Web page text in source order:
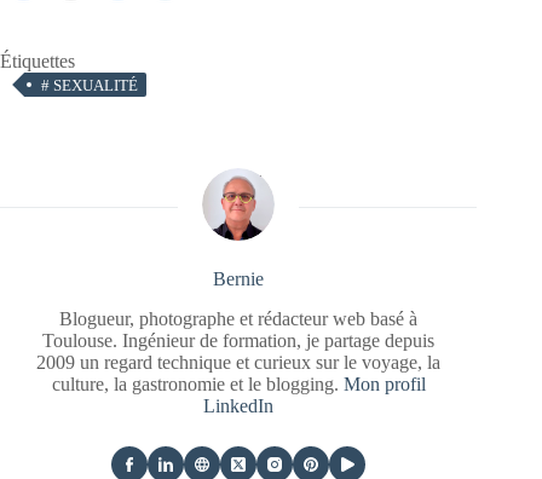
Étiquettes
# SEXUALITÉ
Bernie
Blogueur, photographe et rédacteur web basé à
Toulouse. Ingénieur de formation, je partage depuis
2009 un regard technique et curieux sur le voyage, la
culture, la gastronomie et le blogging. Mon profil
LinkedIn